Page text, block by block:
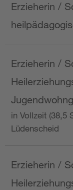
Erzieherin /
Erzieherin /
in Vollzeit (38,5
Lüdenscheid
Erzieherin /